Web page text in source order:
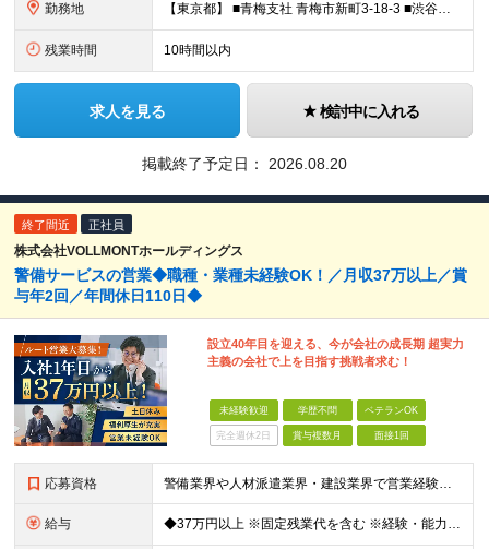
勤務地 【東京都】 ■青梅支社 青梅市新町3-18-3 ■渋谷支社 渋谷区渋谷1-6-5 ■新宿支社 新宿区新宿3-11-10 ■池袋支社 豊島区東池袋1-35-5 ■両国支社 墨田区江東橋1-12-8KDビ
残業時間 10時間以内
求人を見る 検討中に入れる
掲載終了予定日： 2026.08.20
終了間近 正社員
株式会社VOLLMONTホールディングス
警備サービスの営業◆職種・業種未経験OK！／月収37万以上／賞
与年2回／年間休日110日◆
設立40年目を迎える、今が会社の成長期 超実力
主義の会社で上を目指す挑戦者求む！
未経験歓迎 学歴不問 ベテランOK
完全週休2日 賞与複数月 面接1回
応募資格 警備業界や人材派遣業界・建設業界で営業経験がある方歓迎！ 管理職経験も活かせます◎ 【具体的には】 業界・職種未経験の方歓迎 ★要普通免許 ★学歴不問
給与 ◆37万円以上 ※固定残業代を含む ※経験・能力を考慮 ※決算賞与あり 【固定残業代】14万円/45時間 ※固定残業代は残業がない場合も支給し、超過分は別途支給する ※超過分は別途全額支給 ・一律手